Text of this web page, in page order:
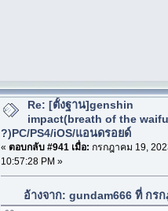
Re: [ตั้งฐาน]genshin
impact(breath of the waifu
?)PC/PS4/iOS/แอนดรอยด์
« ตอบกลับ #941 เมื่อ: กรกฎาคม 19,
10:57:28 PM »
อ้างจาก: gundam666 ที่ กร